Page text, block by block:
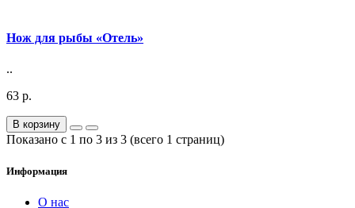
Нож для рыбы «Отель»
..
63 р.
В корзину
Показано с 1 по 3 из 3 (всего 1 страниц)
Информация
О нас